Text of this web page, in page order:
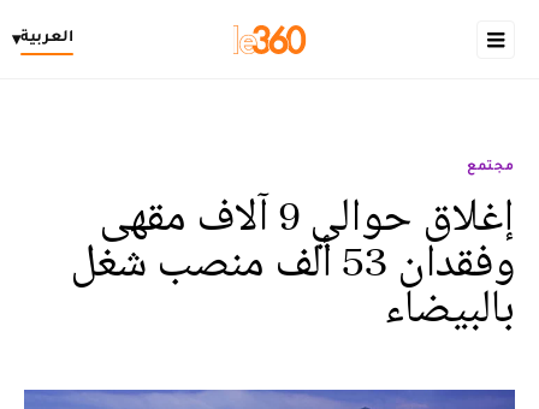
العربية▾
مجتمع
إغلاق حوالي 9 آلاف مقهى
وفقدان 53 ألف منصب شغل
بالبيضاء